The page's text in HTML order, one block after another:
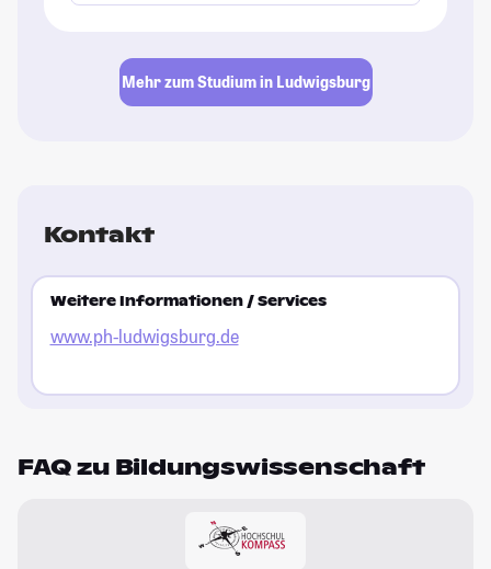
Mehr zum Studium in Ludwigsburg
Kontakt
Weitere Informationen / Services
www.ph-ludwigsburg.de
FAQ zu Bildungswissenschaft